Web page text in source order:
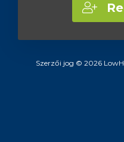
Szerzői jog © 2026